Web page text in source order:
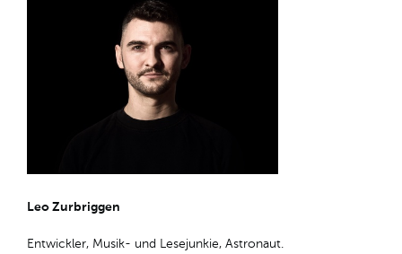
Leo Zurbriggen
Entwickler, Musik- und Lesejunkie, Astronaut.